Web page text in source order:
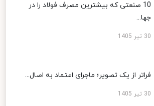
10 صنعتی که بیشترین مصرف فولاد را در
جها...
30 تیر 1405
فراتر از یک تصویر؛ ماجرای اعتماد به اصال...
30 تیر 1405